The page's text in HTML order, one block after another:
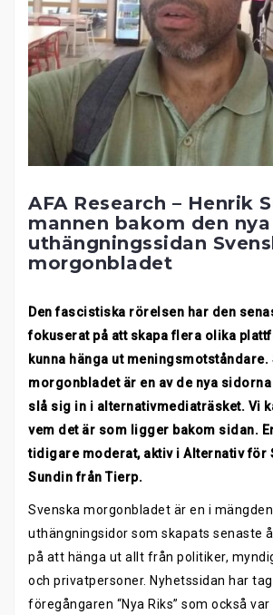
AFA Research – Henrik
mannen bakom den nya
uthängningssidan
morgonbladet
Den fascistiska rörelsen har den
fokuserat på att skapa flera olika
kunna hänga ut meningsmotståndare.
morgonbladet är en av de nya
slå sig in i alternativmediaträsket. Vi
vem det är som ligger bakom sidan.
tidigare moderat, aktiv i Alternativ för
Sundin från Tierp.
Svenska morgonbladet är en i
uthängningsidor som skapats senaste
på att hänga ut allt från politiker,
och privatpersoner. Nyhetssidan har
föregångaren “Nya Riks” som också